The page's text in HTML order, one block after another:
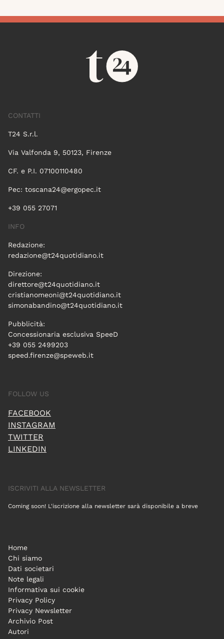
CONTATTI
T24 S.r.l.
Via Valfonda 9, 50123, Firenze
CF. e P.I. 07100110480
Pec: toscana24@ergopec.it
+39 055 27071
INFO
Redazione:
redazione@t24quotidiano.it
Direzione:
direttore@t24quotidiano.it
cristianomeoni@t24quotidiano.it
simonabandino@t24quotidiano.it
Pubblicità:
Concessionaria esclusiva SpeeD
+39 055 2499203
speed.firenze@speweb.it
FOLLOW US
FACEBOOK
INSTAGRAM
TWITTER
LINKEDIN
ISCRIVITI ALLA NEWSLETTER
Coming soon! L'iscrizione alla newsletter sarà disponibile a breve
Home
Chi siamo
Dati societari
Note legali
Informativa sui cookie
Privacy Policy
Privacy Newsletter
Archivio Post
Autori